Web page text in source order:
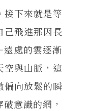
接下來就是等
己飛進那因長
處的雲逐漸
空與山脈，這
偏向放鬆的瞬
意識的網，